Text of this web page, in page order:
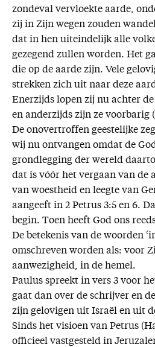
zondeval vervloekte aarde,
zij in Zijn wegen zouden
dat in hen uiteindelijk alle
gezegend zullen worden. Het
die op de aarde zijn. Vele
strekken zich uit naar deze
Enerzijds lopen zij nu achter
en anderzijds zijn ze voorbarig
De onovertroffen geestelijke
wij nu ontvangen omdat de
grondlegging der wereld
dat is vóór het vergaan van de
van woestheid en leegte van
aangeeft in 2 Petrus 3:5 en 6.
begin. Toen heeft God ons
De betekenis van de woorden
omschreven worden als: voor
aanwezigheid, in de hemel.
Paulus spreekt in vers 3 voor
gaat dan over de schrijver en
zijn gelovigen uit Israël en uit
Sinds het visioen van Petrus
officieel vastgesteld in